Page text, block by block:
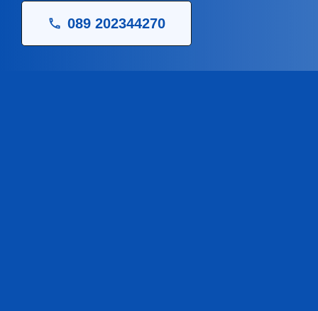
089 202344270